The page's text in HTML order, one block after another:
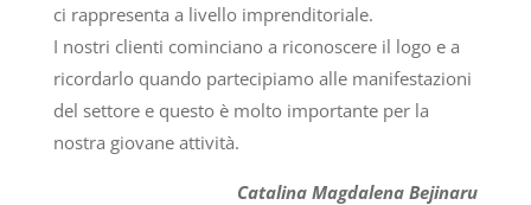
ci rappresenta a livello imprenditoriale.
I nostri clienti cominciano a riconoscere il logo e a
ricordarlo quando partecipiamo alle manifestazioni
del settore e questo è molto importante per la
nostra giovane attività.
Catalina Magdalena Bejinaru